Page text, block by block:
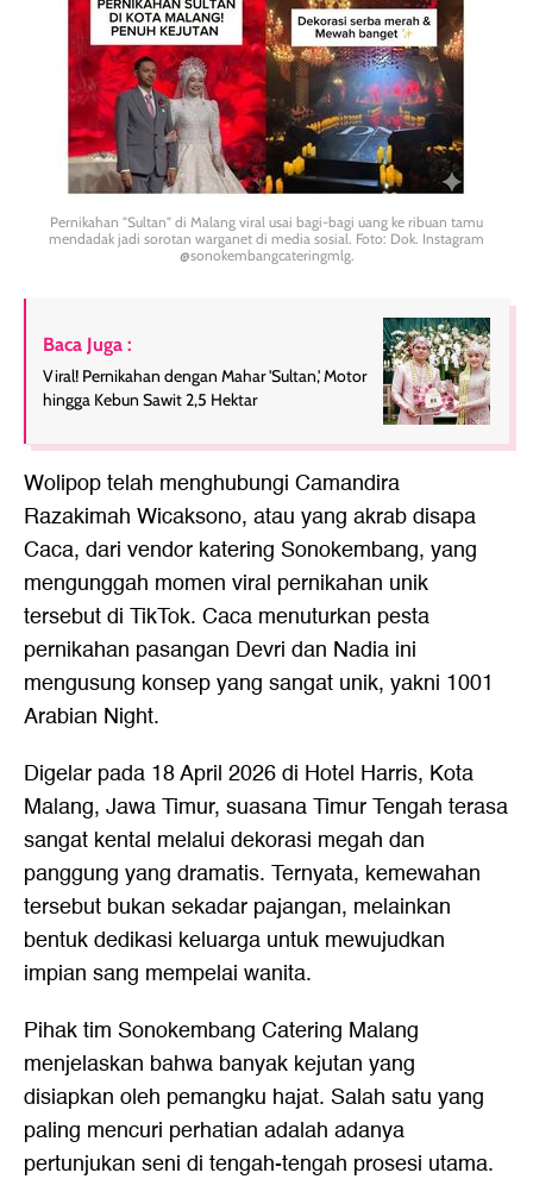
Pernikahan "Sultan" di Malang viral usai bagi-bagi uang ke ribuan tamu
mendadak jadi sorotan warganet di media sosial. Foto: Dok. Instagram
@sonokembangcateringmlg.
Baca Juga :
Viral! Pernikahan dengan Mahar 'Sultan,' Motor
hingga Kebun Sawit 2,5 Hektar
Wolipop telah menghubungi Camandira
Razakimah Wicaksono, atau yang akrab disapa
Caca, dari vendor katering Sonokembang, yang
mengunggah momen viral pernikahan unik
tersebut di TikTok. Caca menuturkan pesta
pernikahan pasangan Devri dan Nadia ini
mengusung konsep yang sangat unik, yakni 1001
Arabian Night.
Digelar pada 18 April 2026 di Hotel Harris, Kota
Malang, Jawa Timur, suasana Timur Tengah terasa
sangat kental melalui dekorasi megah dan
panggung yang dramatis. Ternyata, kemewahan
tersebut bukan sekadar pajangan, melainkan
bentuk dedikasi keluarga untuk mewujudkan
impian sang mempelai wanita.
Pihak tim Sonokembang Catering Malang
menjelaskan bahwa banyak kejutan yang
disiapkan oleh pemangku hajat. Salah satu yang
paling mencuri perhatian adalah adanya
pertunjukan seni di tengah-tengah prosesi utama.